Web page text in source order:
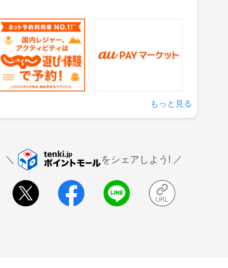
じゃらん 遊び・体験予
1.5%還元
獲得条件：サービス予約・
申込
0.5% 還元
もっと見る
をシェアしよう!